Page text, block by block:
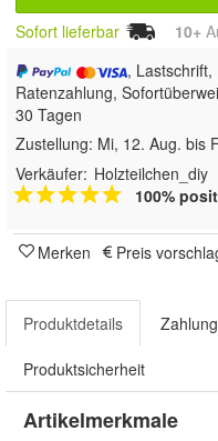
Sofort lieferbar 10+
,
Ratenzahlung,
30 Tagen
Zustellung: Mi, 12. Aug. bis
Verkäufer: Holzteilchen_diy
100%
Merken Preis
Produktdetails
Produktsicherheit
Artikelmerkmale